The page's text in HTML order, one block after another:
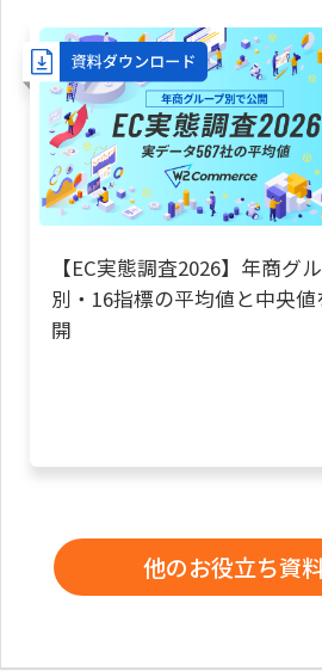
【EC実態調査2026】年商グ
別・16指標の平均値と中央値
開
他のお役立ち資